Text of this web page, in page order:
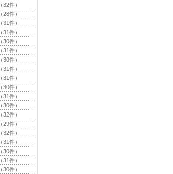
（32件）
（28件）
（31件）
（31件）
（30件）
（31件）
（30件）
（31件）
（31件）
（30件）
（31件）
（30件）
（32件）
（29件）
（32件）
（31件）
（30件）
（31件）
（30件）